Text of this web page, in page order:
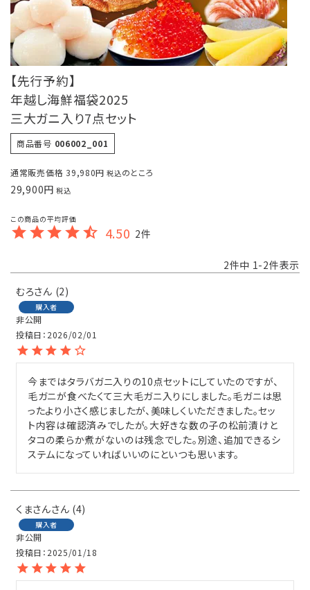
感動いちばのこだわり
カンドーマガジン
簡単！おいしい♪楽うまレシピ
とついようこの「浜ばか♡の部屋」
お客様の声〈レビュー紹介〉
ご利用ガイド
会員登録
よくあるご質問
お問い合わせ
【先行予約】
年越し海鮮福袋2025
三大ガニ入り7点セット
商品番号 006002_001
通常販売価格 39,980 税込のところ
29,900 税込
4.50 2
2件中 1-2件表示
むろ
2
購入者
非公開
投稿日 2026/02/01
今まではタラバガニ入りの10点セットにしていたのですが、
毛ガニが食べたくて三大毛ガニ入りにしました。毛ガニは思
ったより小さく感じましたが、美味しくいただきました。セッ
ト内容は確認済みでしたが。大好きな数の子の松前漬けと
タコの柔らか煮がないのは残念でした。別途、追加できるシ
ステムになっていればいいのにといつも思います。
くまさん 4
購入者
非公開
投稿日 2025/01/18